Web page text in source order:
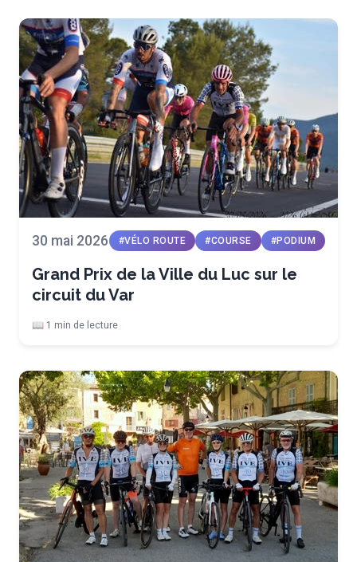
30 mai 2026 #VÉLO ROUTE #COURSE #PODIUM
Grand Prix de la Ville du Luc sur le
circuit du Var
📖 1 min de lecture